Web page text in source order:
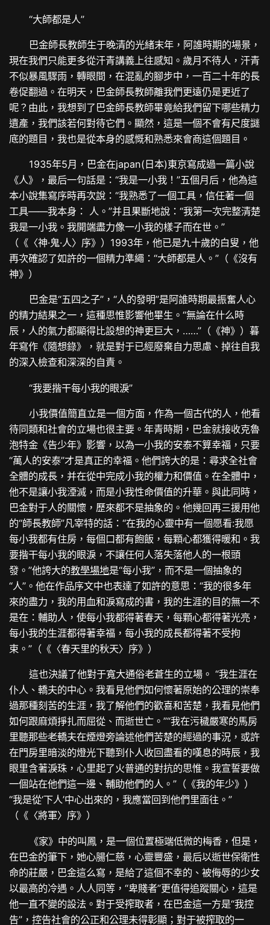
“大師都是人”
巴金師長教師生于晚清的光緒末年，阿誰時期的場景，
現在我們只能更多從汗青講義上往感知。歲月不待人，汗青
不似暴風驟雨，轉眼間，在混亂的腳步中，一百二十年的長
卷促翻過。在明天，巴金師長教師離我們更遠仍是更近了
呢？由此，我想到了巴金師長教師畢竟給我們留下哪些精力
遺產，我們該若何對待它們。顯然，這是一個不會有尺度謎
底的題目，我也是從本身的感慨和熟悉來會商這個題目。
1935年5月，巴金在japan(日本)東京寫成過一篇小說
《人》，最后一句話是：“我是一小我！”五個月后，他為這
本小說集寫序時再次說：“我熟悉了一個工具，信任著一個
工具——我本身： 人。”并且果斷地說：“我第一次完整清楚
我是一小我。我開端盡力像一小我的樣子而在世。”
（《〈神·鬼·人〉序》）1993年，他已是九十歲的白叟，他
再次確認了如許的一個精力準繩：“大師都是人。”（《沒有
神》）
巴金是“五四之子”，“人的發明”是阿誰時期最振奮人心
的精力結果之一，這種思惟影響他畢生。“無論在什么時
辰，人的氣力都顯得比設想的神更巨大，……”（《神》）暮
年寫作《隨想錄》，就是對于已經廢棄自力思慮、掉往自我
的深入檢查和深深的自責。
“我要揩干每小我的眼淚”
小我價值簡直立是一個方面，作為一個古代的人，他看
待同類和社會的立場也很主要。年青時期，巴金就接收克魯
泡特金《告少年》影響，以為一小我的安泰不算幸福，只要
“萬人的安泰”才是真正的幸福。他們誇大的是：尋求全社會
全體的成長，并在從中完成小我的權力和價值。在全體中，
他不是讓小我湮滅，而是小我性命價值的升華。與此同時，
巴金對于人的關懷，歷來都不是抽象的。他幾回再三援用他
的“師長教師”凡宰特的話：“在我的心靈中有一個愿看:我愿
每小我都有住房，每個口都有飽飯，每顆心都獲得暖和。我
要揩干每小我的眼淚，不讓任何人落失落他人的一根頭
發。”他誇大的教學場地是“每小我”，而不是一個抽象的
“人”。他在作品序文中也表達了如許的意思：“我的很多年
來的盡力，我的用血和淚寫成的書，我的生涯的目的無一不
是在：輔助人，使每小我都得著春天，每顆心都得著光亮，
每小我的生涯都得著幸福，每小我的成長都得著不受拘
束。”（《〈春天里的秋天〉序》）
這也決議了他對于寬大通俗老蒼生的立場。 “我生涯在
仆人、轎夫的中心。我看見他們如何懷著原始的公理的崇奉
過那種刻苦的生涯，我了解他們的歡喜和苦楚，我看見他們
如何跟麻煩掙扎而屈從、而逝世亡。”“我在污穢嚴寒的馬房
里聽那些老轎夫在煙燈旁論述他們苦楚的經過的事況，或許
在門房里暗淡的燈光下聽到仆人收回盡看的嘆息的時辰，我
眼里含著淚珠，心里起了火普通的對抗的思惟。我宣誓要做
一個站在他們這一邊、輔助他們的人。”（《我的年少》）
“我是從‘下人’中心出來的，我應當回到他們里面往。”
（《〈將軍〉序》）
《家》中的叫鳳，是一個位置極端低微的梅香，但是，
在巴金的筆下，她心腸仁慈，心靈豐盛，最后以逝世保衛性
命的莊嚴，巴金這么寫，是給了這個不幸的、被侮辱的少女
以最高的冷遇。人人同等，“卑賤者”更值得追蹤關心，這是
他一直不變的設法。對于受搾取者，在巴金這一方是“我控
告”，控告社會的公正和公理未得彰顯；對于被搾取的一